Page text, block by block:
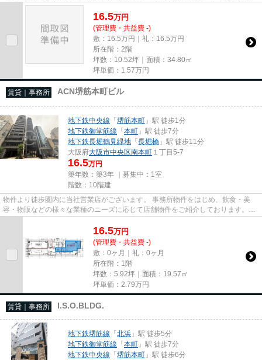
いただけるので、カードで決...
16.5万円
(管理費・共益費 -)
敷：16.5万円｜礼：16.5万円
所在階：2階
坪数：10.52坪｜面積：34.80㎡
坪単価： 1.57万円
賃貸｜事務所 ACN堺筋本町ビル
地下鉄中央線 「堺筋本町 」駅 徒歩1分
地下鉄御堂筋線 「本町 」駅 徒歩7分
地下鉄長堀鶴見緑地 「長堀橋 」駅 徒歩11分
大阪府大阪市中央区南本町 １丁目5-7
16.5万円
築年数：築3年 ｜募集中： 1室
階数：10階建
物件より徒歩圏内に当社営業店がございます。 事務所物件をはじめ、飲食・美
容・物販などの様々な業種のニーズに応じて店舗物件をご紹介しております。
尚、弊社ではおとり広告は一切...
16.5万円
(管理費・共益費 -)
敷：0ヶ月｜礼：0ヶ月
所在階：1階
坪数：5.92坪｜面積：19.57㎡
坪単価： 2.79万円
賃貸｜事務所 I.S.O.BLDG.
地下鉄堺筋線 「北浜 」駅 徒歩5分
地下鉄御堂筋線 「本町 」駅 徒歩7分
地下鉄中央線 「堺筋本町 」駅 徒歩6分